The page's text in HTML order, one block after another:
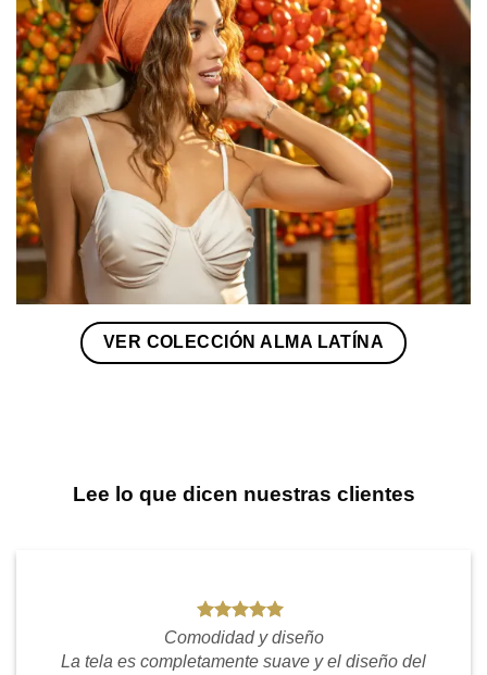
VER COLECCIÓN ALMA LATÍNA
Lee lo que dicen nuestras clientes
Comodidad y diseño
La tela es completamente suave y el diseño del